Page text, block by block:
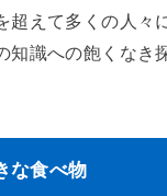
超えて多くの人々
知識への飽くなき
な食べ物